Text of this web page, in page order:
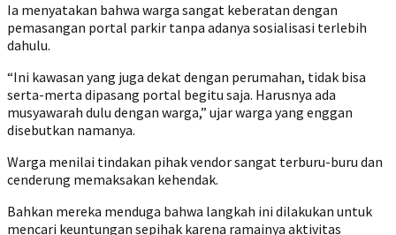
Ia menyatakan bahwa warga sangat keberatan dengan
pemasangan portal parkir tanpa adanya sosialisasi terlebih
dahulu.
“Ini kawasan yang juga dekat dengan perumahan, tidak bisa
serta-merta dipasang portal begitu saja. Harusnya ada
musyawarah dulu dengan warga,” ujar warga yang enggan
disebutkan namanya.
Warga menilai tindakan pihak vendor sangat terburu-buru dan
cenderung memaksakan kehendak.
Bahkan mereka menduga bahwa langkah ini dilakukan untuk
mencari keuntungan sepihak karena ramainya aktivitas